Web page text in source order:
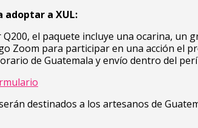
adoptar a XUL:
Q200, el paquete incluye una ocarina, un
Zoom para participar en una acción el
de Guatemala y envío dentro del
destinados a los artesanos de